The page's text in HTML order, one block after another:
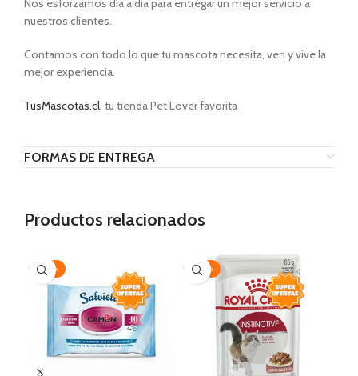
Nos esforzamos día a día para entregar un mejor servicio a
nuestros clientes.
Contamos con todo lo que tu mascota necesita, ven y vive la
mejor experiencia.
TusMascotas.cl, tu tienda Pet Lover favorita
FORMAS DE ENTREGA
Productos relacionados
-20% -30%